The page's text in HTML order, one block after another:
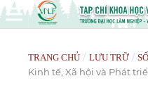
TRANG CHỦ / LƯU TRỮ /
Kinh tế, Xã hội và Phát